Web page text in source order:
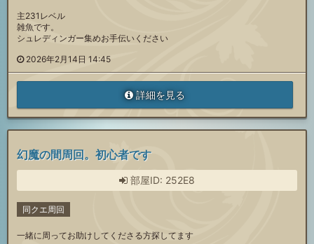
主231レベル
雑魚です。
シュレディンガー集めお手伝いください
2026年2月14日 14:45
詳細を見る
幻魔の間周回。初心者です
部屋ID: 252E8
同クエ周回
一緒に周ってお助けしてくださる方探してます